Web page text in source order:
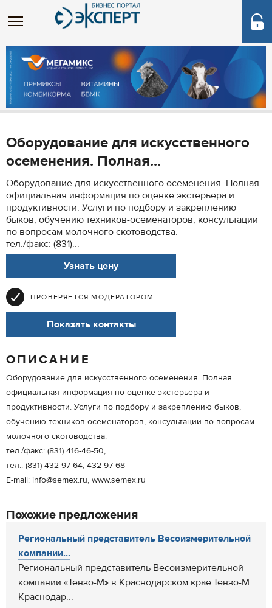
Оборудование для искусственного
осеменения. Полная...
Оборудование для искусственного осеменения. Полная
официальная информация по оценке экстерьера и
продуктивности. Услуги по подбору и закреплению
быков, обучению техников-осеменаторов, консультации
по вопросам молочного скотоводства.
тел./факс: (831)...
Узнать цену
ПРОВЕРЯЕТСЯ МОДЕРАТОРОМ
Показать контакты
ОПИСАНИЕ
Оборудование для искусственного осеменения. Полная
официальная информация по оценке экстерьера и
продуктивности. Услуги по подбору и закреплению быков,
обучению техников-осеменаторов, консультации по вопросам
молочного скотоводства.
тел./факс: (831) 416-46-50,
тел.: (831) 432-97-64, 432-97-68
E-mail: info@semex.ru, www.semex.ru
Похожие предложения
Региональный представитель Весоизмерительной
компании...
Региональный представитель Весоизмерительной
компании «Тензо-М» в Краснодарском крае.Тензо-М:
Краснодар...